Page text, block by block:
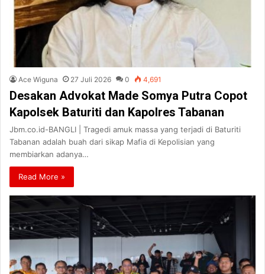
Ace Wiguna 27 Juli 2026 0 4,691
Desakan Advokat Made Somya Putra Copot
Kapolsek Baturiti dan Kapolres Tabanan
Jbm.co.id-BANGLI | Tragedi amuk massa yang terjadi di Baturiti
Tabanan adalah buah dari sikap Mafia di Kepolisian yang
membiarkan adanya…
Read More »